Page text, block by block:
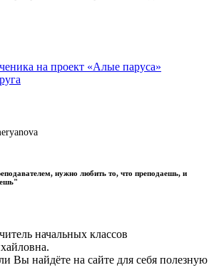
на проект «Алые паруса»
нужно любить то, что преподаешь, и
начальных классов
Вы найдёте на сайте для себя полезную